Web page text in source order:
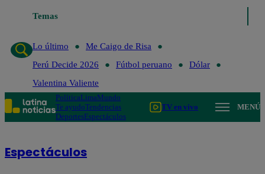
Temas
Lo último
Me Caigo de Risa
Perú Decide 2026
Fútbol peruano
Dólar
Valentina Valiente
PolíticaLimaMundo
Te ayudoTendencias
DeportesEspectáculos
TV en vivo MENÚ
Espectáculos